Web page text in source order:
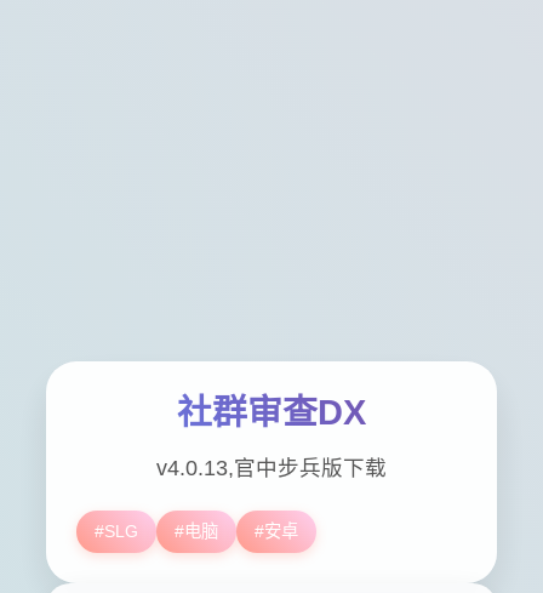
社群审查DX
v4.0.13,官中步兵版下载
#SLG #电脑 #安卓